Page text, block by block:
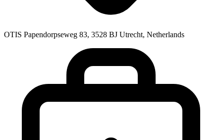
OTIS Papendorpseweg 83, 3528 BJ Utrecht, Netherlands